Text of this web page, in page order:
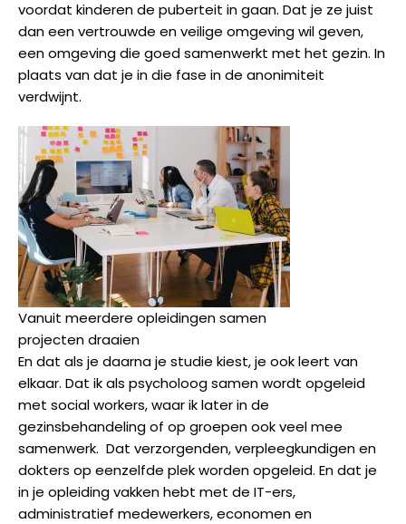
voordat kinderen de puberteit in gaan. Dat je ze juist
dan een vertrouwde en veilige omgeving wil geven,
een omgeving die goed samenwerkt met het gezin. In
plaats van dat je in die fase in de anonimiteit
verdwijnt.
Vanuit meerdere opleidingen samen
projecten draaien
En dat als je daarna je studie kiest, je ook leert van
elkaar. Dat ik als psycholoog samen wordt opgeleid
met social workers, waar ik later in de
gezinsbehandeling of op groepen ook veel mee
samenwerk. Dat verzorgenden, verpleegkundigen en
dokters op eenzelfde plek worden opgeleid. En dat je
in je opleiding vakken hebt met de IT-ers,
administratief medewerkers, economen en